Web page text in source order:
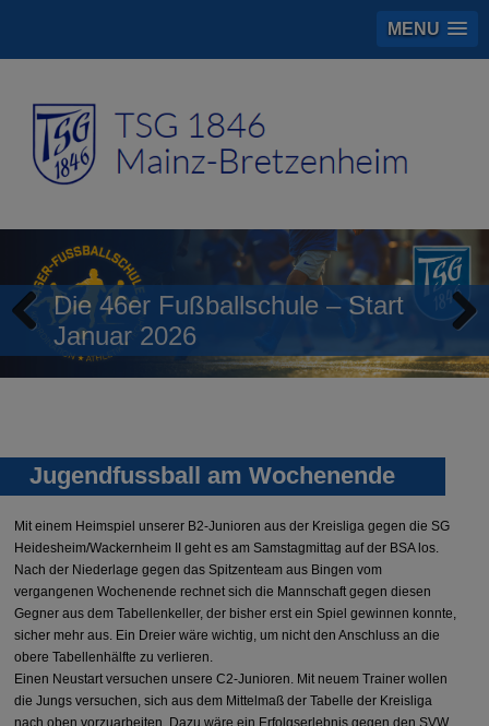
MENU
Die 46er Fußballschule – Start
Januar 2026
Previous
Jugendfussball am Wochenende
Mit einem Heimspiel unserer B2-Junioren aus der Kreisliga gegen die SG
Heidesheim/Wackernheim II geht es am Samstagmittag auf der BSA los.
Nach der Niederlage gegen das Spitzenteam aus Bingen vom
vergangenen Wochenende rechnet sich die Mannschaft gegen diesen
Gegner aus dem Tabellenkeller, der bisher erst ein Spiel gewinnen konnte,
sicher mehr aus. Ein Dreier wäre wichtig, um nicht den Anschluss an die
obere Tabellenhälfte zu verlieren.
Einen Neustart versuchen unsere C2-Junioren. Mit neuem Trainer wollen
die Jungs versuchen, sich aus dem Mittelmaß der Tabelle der Kreisliga
nach oben vorzuarbeiten. Dazu wäre ein Erfolgserlebnis gegen den SVW